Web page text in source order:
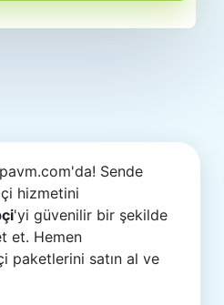
Sende
hizmetini
'yi güvenilir bir şekilde
et. Hemen
paketlerini satın al ve